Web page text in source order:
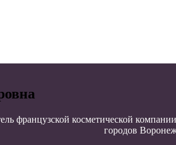
французской косметической
городов